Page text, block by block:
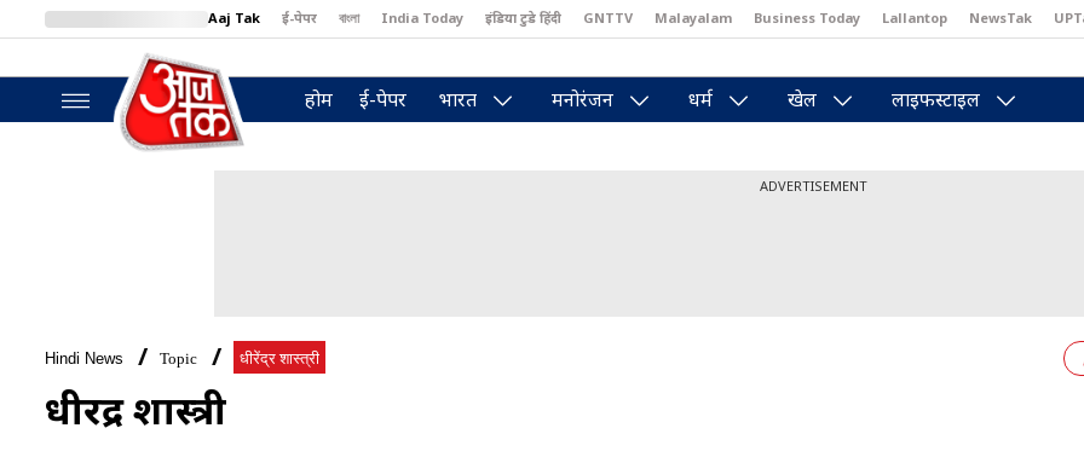
Aaj Tak ई-पेपर বাংলা India Today इंडिया टुडे हिंदी GNTTV Malayalam Business Today Lallantop NewsTak
BT Bazaar
होम ई-पेपर भारत मनोरंजन धर्म खेल लाइफस्टाइल
ADVERTISEMENT
Hindi News Topic धीरेंद्र शास्त्री
धीरेंद्र शास्त्री